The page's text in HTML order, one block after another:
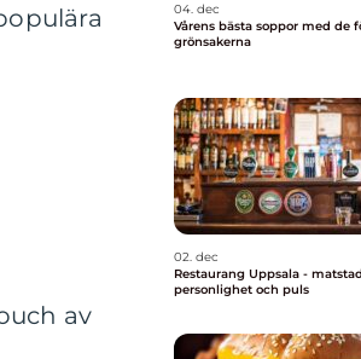
av
04. dec
Vårens bästa soppor med de
grönsakerna
02. dec
Restaurang Uppsala -
personlighet och puls